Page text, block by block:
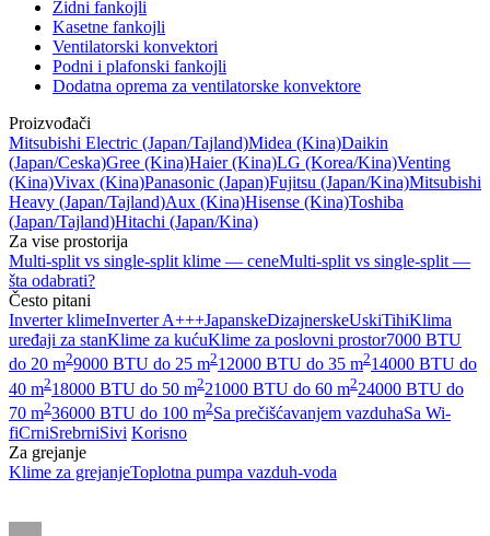
Zidni fankojli
Kasetne fankojli
Ventilatorski konvektori
Podni i plafonski fankojli
Dodatna oprema za ventilatorske konvektore
Proizvođači
Mitsubishi Electric (Japan/Tajland)Midea (Kina)Daikin
(Japan/Ceska)Gree (Kina)Haier (Kina)LG (Korea/Kina)Venting
(Kina)Vivax (Kina)Panasonic (Japan)Fujitsu (Japan/Kina)Mitsubishi
Heavy (Japan/Tajland)Aux (Kina)Hisense (Kina)Toshiba
(Japan/Tajland)Hitachi (Japan/Kina)
Za vise prostorija
Multi-split vs single-split klime — ceneMulti-split vs single-split —
šta odabrati?
Često pitani
Inverter klimeInverter A+++JapanskeDizajnerskeUskiTihiKlima
uređaji za stanKlime za kućuKlime za poslovni prostor7000 BTU
do 20 m29000 BTU do 25 m212000 BTU do 35 m214000 BTU do
40 m218000 BTU do 50 m221000 BTU do 60 m224000 BTU do
70 m236000 BTU do 100 m2Sa prečišćavanjem vazduhaSa Wi-
fiCrniSrebrniSivi Korisno
Za grejanje
Klime za grejanjeToplotna pumpa vazduh-voda